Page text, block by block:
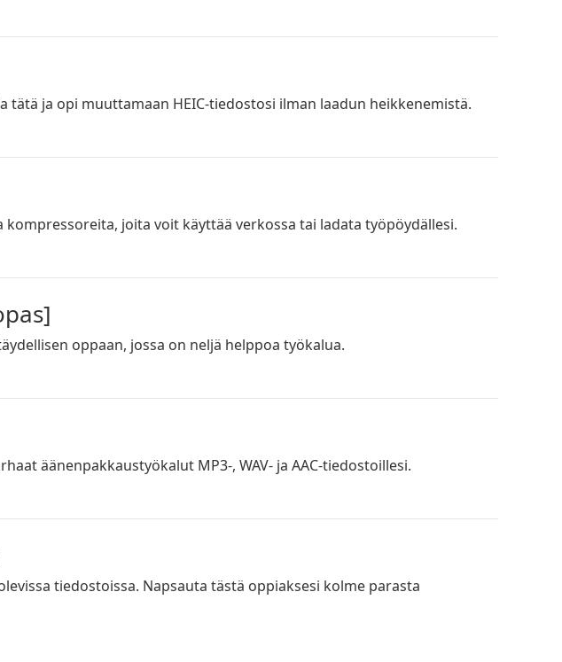
tätä ja opi muuttamaan HEIC-tiedostosi ilman laadun heikkenemistä.
joita voit käyttää verkossa tai ladata työpöydällesi.
oppaan, jossa on neljä helppoa työkalua.
äänenpakkaustyökalut MP3-, WAV- ja AAC-tiedostoillesi.
tiedostoissa. Napsauta tästä oppiaksesi kolme parasta